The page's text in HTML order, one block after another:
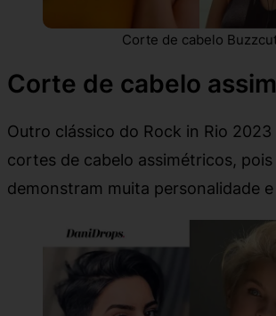
Corte de cabelo
Corte de cabelo
Outro clássico do Rock in Rio 2023
cortes de cabelo assimétricos, pois
demonstram muita personalidade